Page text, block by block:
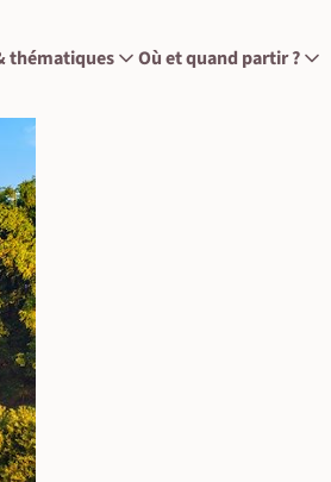
thématiques Où et quand partir ?